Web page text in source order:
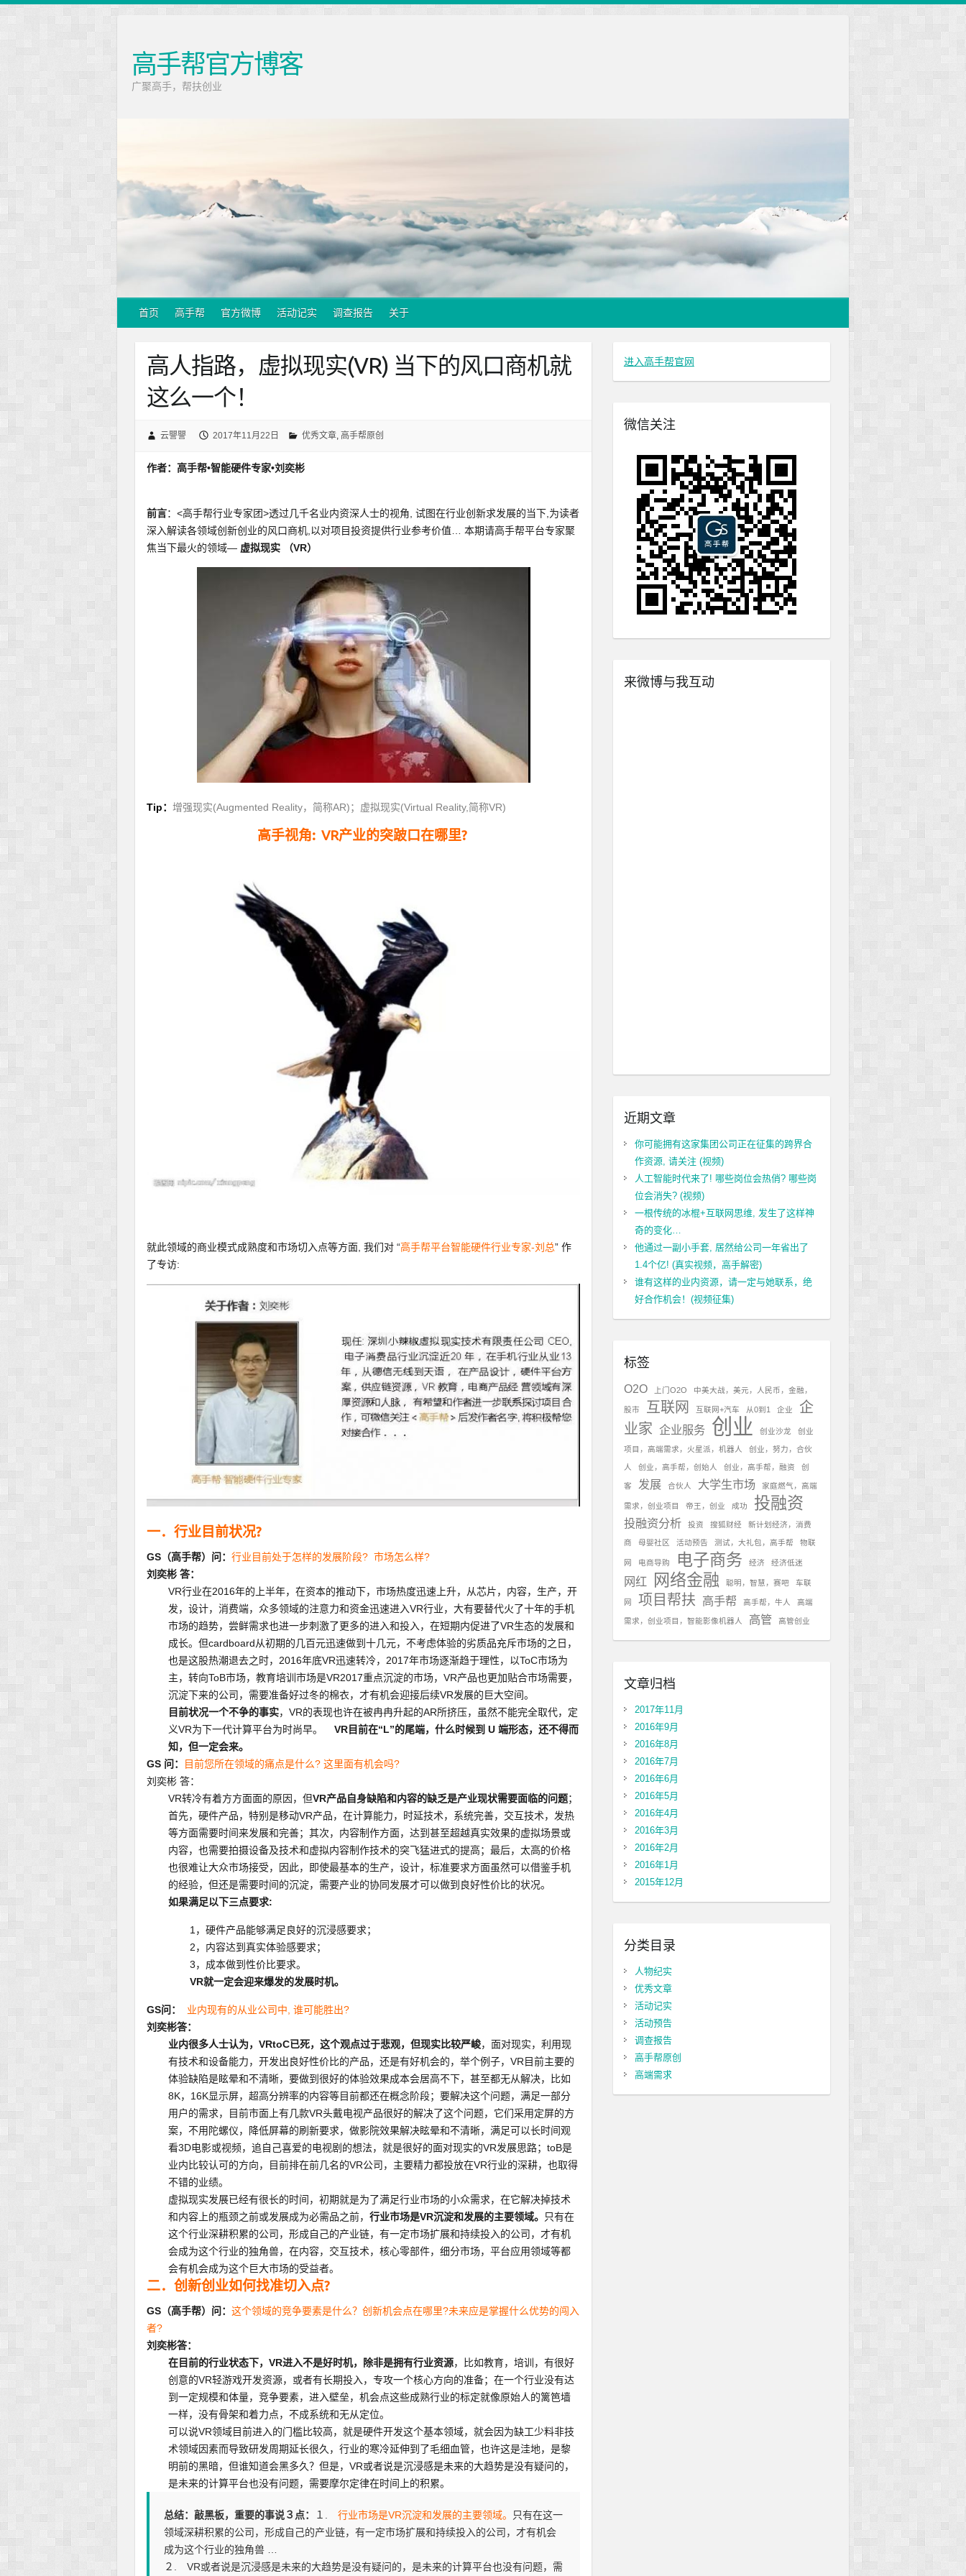
高手帮官方博客
广聚高手，帮扶创业
首页 高手帮 官方微博 活动记实 调查报告 关于
高人指路，虚拟现实(VR) 当下的风口商机就
这么一个！
云譻譻 2017年11月22日 优秀文章, 高手帮原创
作者：高手帮•智能硬件专家•刘奕彬
前言：<高手帮行业专家团>透过几千名业内资深人士的视角, 试图在行业创新求发展的当下,为读者
深入解读各领域创新创业的风口商机,以对项目投资提供行业参考价值… 本期请高手帮平台专家聚
焦当下最火的领域— 虚拟现实 （VR）
Tip：增强现实(Augmented Reality，简称AR)；虚拟现实(Virtual Reality,简称VR)
高手视角: VR产业的突跛口在哪里?
就此领域的商业模式成熟度和市场切入点等方面, 我们对 “高手帮平台智能硬件行业专家-刘总” 作
了专访:
一．行业目前状况?
GS（高手帮）问：行业目前处于怎样的发展阶段? 市场怎么样?
刘奕彬 答：
VR行业在2016年的上半年，在资本的推动下，市场热度迅速上升，从芯片，内容，生产，开
发，设计，消费端，众多领域的注意力和资金迅速进入VR行业，大有要替代火了十年的手机
市场的趋势，尝鲜需求也进一步刺激了更多的进入和投入，在短期内促进了VR生态的发展和
成长。但cardboard从初期的几百元迅速做到十几元，不考虑体验的劣质品充斥市场的之日，
也是这股热潮退去之时，2016年底VR迅速转冷，2017年市场逐渐趋于理性，以ToC市场为
主，转向ToB市场，教育培训市场是VR2017重点沉淀的市场，VR产品也更加贴合市场需要，
沉淀下来的公司，需要准备好过冬的棉衣，才有机会迎接后续VR发展的巨大空间。
目前状况一个不争的事实，VR的表现也许在被冉冉升起的AR所挤压，虽然不能完全取代，定
义VR为下一代计算平台为时尚早。VR目前在“L”的尾端，什么时候到 U 端形态，还不得而
知，但一定会来。
GS 问：
目前您所在领域的痛点是什么? 这里面有机会吗?
刘奕彬 答：
VR转冷有着方方面面的原因，但VR产品自身缺陷和内容的缺乏是产业现状需要面临的问题；
首先，硬件产品，特别是移动VR产品，在计算能力，时延技术，系统完善，交互技术，发热
等方面需要时间来发展和完善；其次，内容制作方面，达到甚至超越真实效果的虚拟场景或
内容，也需要拍摄设备及技术和虚拟内容制作技术的突飞猛进式的提高；最后，太高的价格
也很难让大众市场接受，因此，即使最基本的生产，设计，标准要求方面虽然可以借鉴手机
的经验，但还是需要时间的沉淀，需要产业的协同发展才可以做到良好性价比的状况。
如果满足以下三点要求:
1，硬件产品能够满足良好的沉浸感要求；
2，内容达到真实体验感要求；
3，成本做到性价比要求。
VR就一定会迎来爆发的发展时机。
GS问：
业内现有的从业公司中, 谁可能胜出?
刘奕彬答：
业内很多人士认为，VRtoC已死，这个观点过于悲观，但现实比较严峻，面对现实，利用现
有技术和设备能力，开发出良好性价比的产品，还是有好机会的，举个例子，VR目前主要的
体验缺陷是眩晕和不清晰，要做到很好的体验效果成本会居高不下，甚至都无从解决，比如
8K，16K显示屏，超高分辨率的内容等目前都还在概念阶段；要解决这个问题，满足一部分
用户的需求，目前市面上有几款VR头戴电视产品很好的解决了这个问题，它们采用定屏的方
案，不用陀螺仪，降低屏幕的刷新要求，做影院效果解决眩晕和不清晰，满足可以长时间观
看3D电影或视频，追自己喜爱的电视剧的想法，就是很好的面对现实的VR发展思路；toB是
业内比较认可的方向，目前排在前几名的VR公司，主要精力都投放在VR行业的深耕，也取得
不错的业绩。
虚拟现实发展已经有很长的时间，初期就是为了满足行业市场的小众需求，在它解决掉技术
和内容上的瓶颈之前或发展成为必需品之前，行业市场是VR沉淀和发展的主要领域。
只有在
这个行业深耕积累的公司，形成自己的产业链，有一定市场扩展和持续投入的公司，才有机
会成为这个行业的独角兽，在内容，交互技术，核心零部件，细分市场，平台应用领域等都
会有机会成为这个巨大市场的受益者。
二．创新创业如何找准切入点?
GS（高手帮）问：这个领域的竞争要素是什么？创新机会点在哪里?未来应是掌握什么优势的闯入
者?
刘奕彬答：
在目前的行业状态下，VR进入不是好时机，除非是拥有行业资源，比如教育，培训，有很好
创意的VR轻游戏开发资源，或者有长期投入，专攻一个核心方向的准备；在一个行业没有达
到一定规模和体量，竞争要素，进入壁垒，机会点这些成熟行业的标定就像原始人的篱笆墙
一样，没有骨架和着力点，不成系统和无从定位。
可以说VR领域目前进入的门槛比较高，就是硬件开发这个基本领域，就会因为缺工少料非技
术领域因素而导致研发周期延长很久，行业的寒冷延伸到了毛细血管，也许这是洼地，是黎
明前的黑暗，但谁知道会黑多久？但是，VR或者说是沉浸感是未来的大趋势是没有疑问的，
是未来的计算平台也没有问题，需要摩尔定律在时间上的积累。
总结：敲黑板，重要的事说３点： １.行业市场是VR沉淀和发展的主要领域。
只有在这一
领域深耕积累的公司，形成自己的产业链，有一定市场扩展和持续投入的公司，才有机会
成为这个行业的独角兽 …
２. VR或者说是沉浸感是未来的大趋势是没有疑问的，是未来的计算平台也没有问题，需
进入高手帮官网
微信关注
来微博与我互动
近期文章
你可能拥有这家集团公司正在征集的跨界合
作资源, 请关注 (视频)
人工智能时代来了! 哪些岗位会热俏? 哪些岗
位会消失? (视频)
一根传统的冰棍+互联网思维, 发生了这样神
奇的变化…
他通过一副小手套, 居然给公司一年省出了
1.4个亿! (真实视频，高手解密)
谁有这样的业内资源，请一定与她联系，绝
好合作机会！(视频征集)
标签
O2O 上门O2O 中美大战，美元，人民币，金融，
股市 互联网 互联网+汽车 从0到1 企业
企
业家 企业服务 创业 创业沙龙 创业
项目，高端需求，火星派，机器人 创业，努力，合伙
人 创业，高手帮，创始人 创业，高手帮，融资 创
客 发展 合伙人 大学生市场 家庭燃气，高端
需求，创业项目 帝王，创业 成功 投融资
投融资分析 投资 搜狐财经 新计划经济，消费
商 母婴社区 活动预告 测试，大礼包，高手帮 物联
网 电商导购 电子商务 经济 经济低迷
网红 网络金融 聪明，智慧，赛吧 车联
网 项目帮扶 高手帮 高手帮，牛人 高端
需求，创业项目，智能影像机器人 高管 高管创业
文章归档
2017年11月
2016年9月
2016年8月
2016年7月
2016年6月
2016年5月
2016年4月
2016年3月
2016年2月
2016年1月
2015年12月
分类目录
人物纪实
优秀文章
活动记实
活动预告
调查报告
高手帮原创
高端需求